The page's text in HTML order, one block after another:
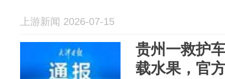
上游新闻 2026-07-15
贵州一救护
载水果，官